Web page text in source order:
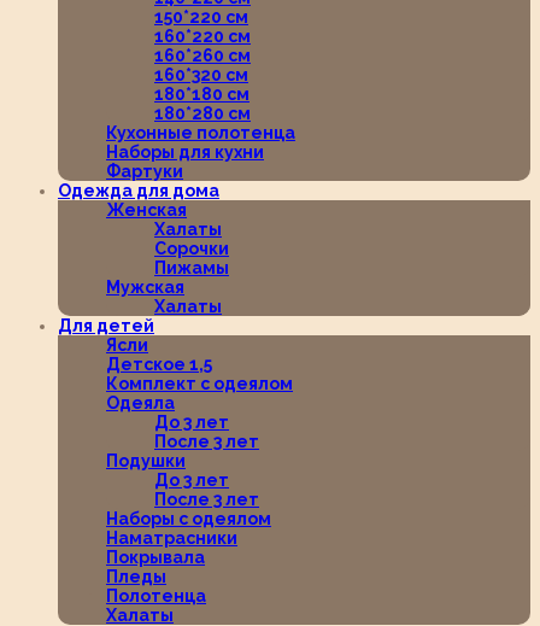
150*220 см
160*220 см
160*260 см
160*320 см
180*180 см
180*280 см
Кухонные полотенца
Наборы для кухни
Фартуки
Одежда для дома
Женская
Халаты
Сорочки
Пижамы
Мужская
Халаты
Для детей
Ясли
Детское 1,5
Комплект с одеялом
Одеяла
До 3 лет
После 3 лет
Подушки
До 3 лет
После 3 лет
Наборы с одеялом
Наматрасники
Покрывала
Пледы
Полотенца
Халаты